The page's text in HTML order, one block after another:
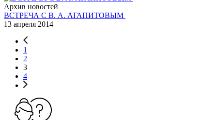
Архив новостей
ВСТРЕЧА С В. А. АГАПИТОВЫМ
13 апреля 2014
1
2
3
4